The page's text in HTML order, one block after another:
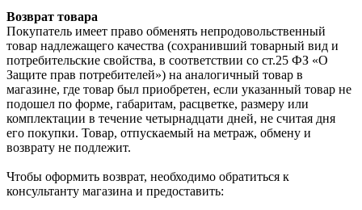
Возврат товара
Покупатель имеет право обменять непродовольственный
товар надлежащего качества (сохранивший товарный вид и
потребительские свойства, в соответствии со ст.25 ФЗ «О
Защите прав потребителей») на аналогичный товар в
магазине, где товар был приобретен, если указанный товар не
подошел по форме, габаритам, расцветке, размеру или
комплектации в течение четырнадцати дней, не считая дня
его покупки. Товар, отпускаемый на метраж, обмену и
возврату не подлежит.
Чтобы оформить возврат, необходимо обратиться к
консультанту магазина и предоставить: